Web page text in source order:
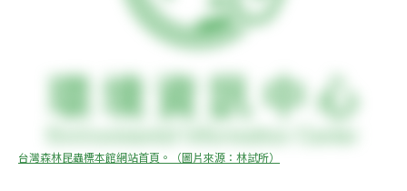
台灣森林昆蟲標本館網站首頁。（圖片來源：林試所）